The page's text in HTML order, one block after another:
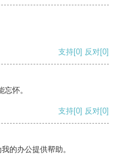
支持[0] 反对[0]
怀。
支持[0] 反对[0]
的办公提供帮助。